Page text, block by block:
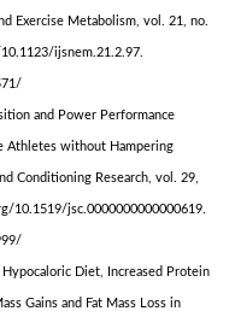
Exercise Metabolism, vol. 21, no.
ijsnem.21.2.97.
and Power Performance
Athletes without Hampering
Conditioning Research, vol. 29,
10.1519/jsc.0000000000000619.
Hypocaloric Diet, Increased Protein
Gains and Fat Mass Loss in